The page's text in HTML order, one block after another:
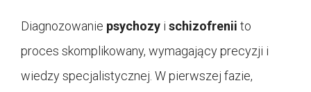
Diagnozowanie psychozy i schizofrenii to
proces skomplikowany, wymagający precyzji i
wiedzy specjalistycznej. W pierwszej fazie,